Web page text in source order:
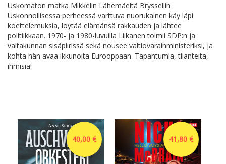
Uskomaton matka Mikkelin Lähemäeltä Brysseliin
Uskonnollisessa perheessä varttuva nuorukainen käy läpi
koettelemuksia, löytää elämänsä rakkauden ja lähtee
politiikkaan. 1970- ja 1980-luvuilla Liikanen toimii SDP:n ja
valtakunnan sisäpiirissä sekä nousee valtiovarainministeriksi, ja
kohta hän avaa ikkunoita Eurooppaan. Tapahtumia, tilanteita,
ihmisiä!
40,00 € 41,80 €